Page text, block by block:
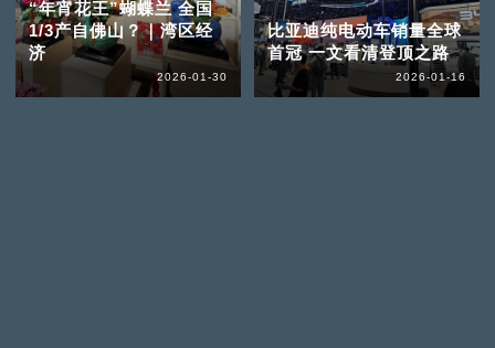
“年宵花王”蝴蝶兰 全国
1/3产自佛山？｜湾区经
济
2026-01-30
比亚迪纯电动车销量全球
首冠 一文看清登顶之路
2026-01-16